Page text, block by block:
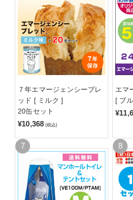
７年エマージェンシーブレ
ッド [ ミルク ]
20缶セット
¥10,368 (税込)
エマ
[ ブ